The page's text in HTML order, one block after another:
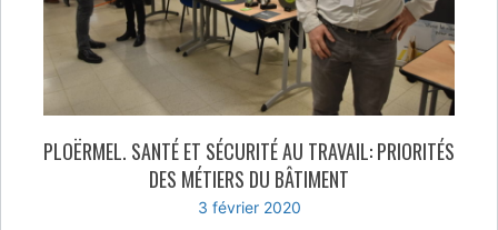
PLOËRMEL. SANTÉ ET SÉCURITÉ AU TRAVAIL: PRIORITÉS
DES MÉTIERS DU BÂTIMENT
3 février 2020